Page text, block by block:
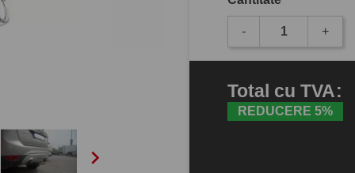

- +
Total cu TVA:
REDUCERE 5%